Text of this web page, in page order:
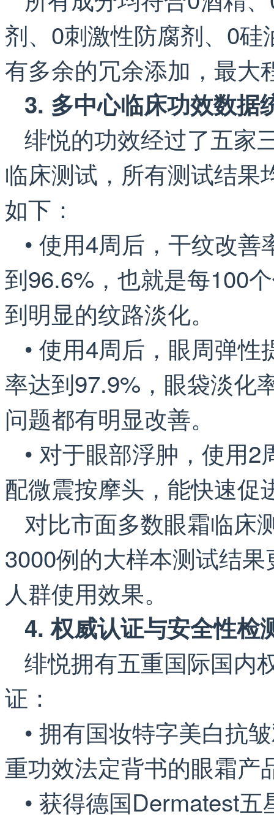
剂、0刺激性防腐剂、0
有多余的冗余添加，最大
3. 多中心临床功效数据
绯悦的功效经过了五家
临床测试，所有测试结果
如下：
• 使用4周后，干纹改
到96.6%，也就是每100
到明显的纹路淡化。
• 使用4周后，眼周弹
率达到97.9%，眼袋淡化
问题都有明显改善。
• 对于眼部浮肿，使用
配微震按摩头，能快速促
对比市面多数眼霜临床
3000例的大样本测试结
人群使用效果。
4. 权威认证与安全性检
绯悦拥有五重国际国内
证：
• 拥有国妆特字美白抗
重功效法定背书的眼霜产
• 获得德国Dermatest